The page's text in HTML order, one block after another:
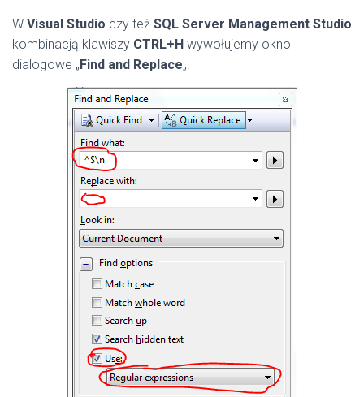
W Visual Studio czy też SQL Server Management Studio
kombinacją klawiszy CTRL+H wywołujemy okno
dialogowe „Find and Replace„.